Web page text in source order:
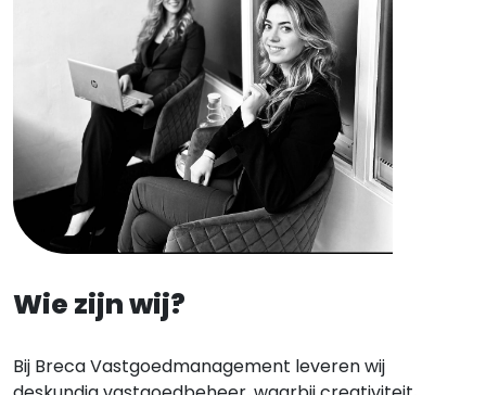
Wie zijn wij?
Bij Breca Vastgoedmanagement leveren wij